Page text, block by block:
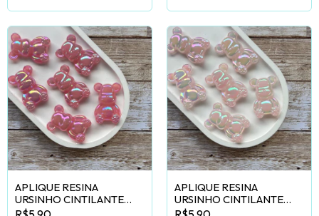
APLIQUE RESINA
URSINHO CINTILANTE
PINK - 2 UNIDADES
APLIQUE RESINA
URSINHO CINTILANTE
ROSA BEBÊ - 2 UNIDADES